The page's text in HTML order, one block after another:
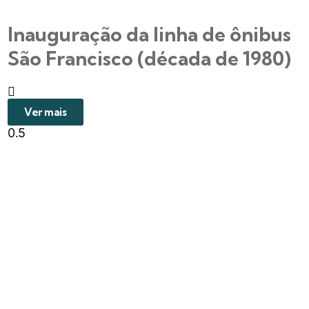
Inauguração da linha de ônibus
São Francisco (década de 1980)
Ver mais